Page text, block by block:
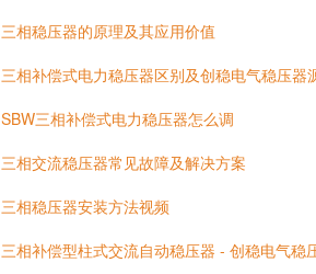
三相稳压器的原理及其应用价值
三相补偿式电力稳压器区别及创稳电气稳压器
SBW三相补偿式电力稳压器怎么调
三相交流稳压器常见故障及解决方案
三相稳压器安装方法视频
三相补偿型柱式交流自动稳压器 - 创稳电气稳